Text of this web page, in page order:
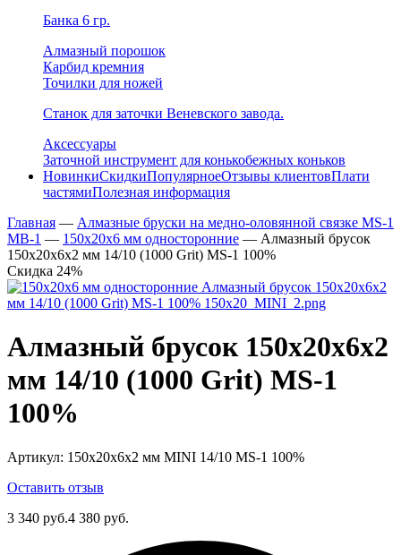
Банка 6 гр.
Алмазный порошок
Карбид кремния
Точилки для ножей
Станок для заточки Веневского завода.
Аксессуары
Заточной инструмент для конькобежных коньков
НовинкиСкидкиПопулярноеОтзывы клиентовПлати
частямиПолезная информация
Главная — Алмазные бруски на медно-оловянной связке MS-1
MB-1 — 150х20х6 мм односторонние — Алмазный брусок
150х20х6х2 мм 14/10 (1000 Grit) MS-1 100%
Скидка 24%
Алмазный брусок 150х20х6х2
мм 14/10 (1000 Grit) MS-1
100%
Артикул: 150х20х6х2 мм MINI 14/10 MS-1 100%
Оставить отзыв
3 340 руб.4 380 руб.